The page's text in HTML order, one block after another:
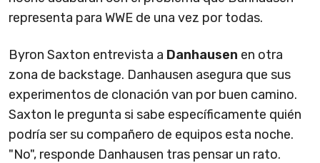
representa para WWE de una vez por todas.
Byron Saxton entrevista a Danhausen en otra
zona de backstage. Danhausen asegura que sus
experimentos de clonación van por buen camino.
Saxton le pregunta si sabe específicamente quién
podría ser su compañero de equipos esta noche.
"No", responde Danhausen tras pensar un rato.